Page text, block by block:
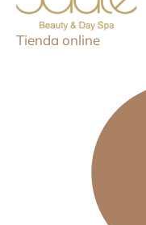
Tienda online